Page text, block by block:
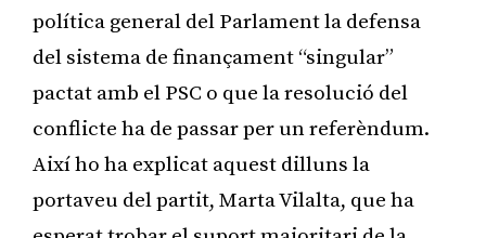
política general del Parlament la defensa
del sistema de finançament “singular”
pactat amb el PSC o que la resolució del
conflicte ha de passar per un referèndum.
Així ho ha explicat aquest dilluns la
portaveu del partit, Marta Vilalta, que ha